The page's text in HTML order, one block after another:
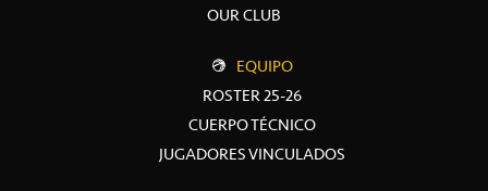
OUR CLUB
EQUIPO
ROSTER 25-26
CUERPO TÉCNICO
JUGADORES VINCULADOS